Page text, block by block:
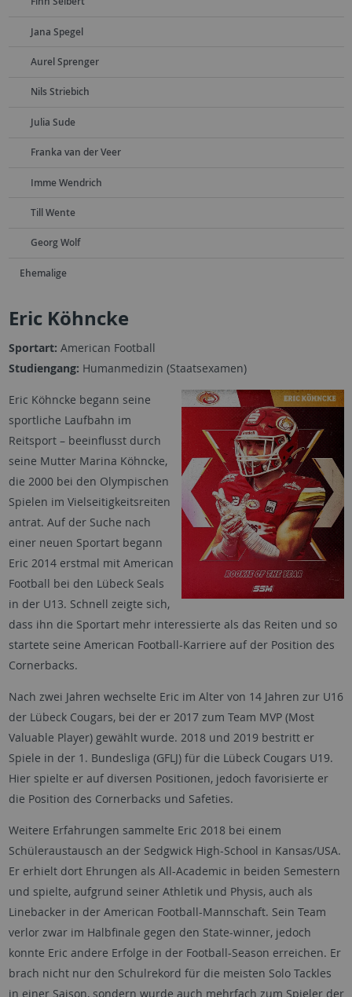
Jana Spegel
Aurel Sprenger
Nils Striebich
Julia Sude
Franka van der Veer
Imme Wendrich
Till Wente
Georg Wolf
Ehemalige
Eric Köhncke
Sportart: American Football
Studiengang: Humanmedizin (Staatsexamen)
Eric Köhncke begann seine
sportliche Laufbahn im
Reitsport – beeinflusst durch
seine Mutter Marina Köhncke,
die 2000 bei den Olympischen
Spielen im Vielseitigkeitsreiten
antrat. Auf der Suche nach
einer neuen Sportart begann
Eric 2014 erstmal mit American
Football bei den Lübeck Seals
in der U13. Schnell zeigte sich,
dass ihn die Sportart mehr interessierte als das Reiten und so
startete seine American Football-Karriere auf der Position des
Cornerbacks.
Nach zwei Jahren wechselte Eric im Alter von 14 Jahren zur U16
der Lübeck Cougars, bei der er 2017 zum Team MVP (Most
Valuable Player) gewählt wurde. 2018 und 2019 bestritt er
Spiele in der 1. Bundesliga (GFLJ) für die Lübeck Cougars U19.
Hier spielte er auf diversen Positionen, jedoch favorisierte er
die Position des Cornerbacks und Safeties.
Weitere Erfahrungen sammelte Eric 2018 bei einem
Schüleraustausch an der Sedgwick High-School in Kansas/USA.
Er erhielt dort Ehrungen als All-Academic in beiden Semestern
und spielte, aufgrund seiner Athletik und Physis, auch als
Linebacker in der American Football-Mannschaft. Sein Team
verlor zwar im Halbfinale gegen den State-winner, jedoch
konnte Eric andere Erfolge in der Football-Season erreichen. Er
brach nicht nur den Schulrekord für die meisten Solo Tackles
in einer Saison, sondern wurde auch mehrfach zum Spieler der